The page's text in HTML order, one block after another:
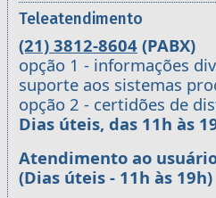
Teleatendimento
(21) 3812-8604 (PABX)
opção 1 - informações
suporte aos sistemas
opção 2 - certidões de
Dias úteis, das 11h às
Atendimento ao
(Dias úteis - 11h às 19h)